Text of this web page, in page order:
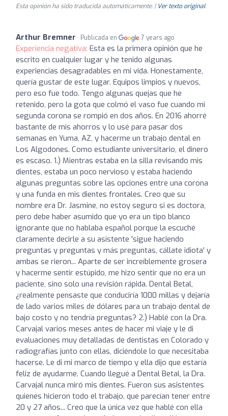
Esta opinión ha sido traducida automáticamente. | Ver texto original
Arthur Bremner Publicada en 7 years ago
Experiencia negativa: Esta es la primera opinión que he
escrito en cualquier lugar y he tenido algunas
experiencias desagradables en mi vida. Honestamente,
quería gustar de este lugar. Equipos limpios y nuevos,
pero eso fue todo. Tengo algunas quejas que he
retenido, pero la gota que colmó el vaso fue cuando mi
segunda corona se rompió en dos años. En 2016 ahorré
bastante de mis ahorros y lo usé para pasar dos
semanas en Yuma, AZ, y hacerme un trabajo dental en
Los Algodones. Como estudiante universitario, el dinero
es escaso. 1.) Mientras estaba en la silla revisando mis
dientes, estaba un poco nervioso y estaba haciendo
algunas preguntas sobre las opciones entre una corona
y una funda en mis dientes frontales. Creo que su
nombre era Dr. Jasmine, no estoy seguro si es doctora,
pero debe haber asumido que yo era un tipo blanco
ignorante que no hablaba español porque la escuché
claramente decirle a su asistente 'sigue haciendo
preguntas y preguntas y más preguntas, cállate idiota' y
ambas se rieron... Aparte de ser increíblemente grosera
y hacerme sentir estúpido, me hizo sentir que no era un
paciente, sino solo una revisión rápida. Dental Betal,
¿realmente pensaste que conduciría 1000 millas y dejaría
de lado varios miles de dólares para un trabajo dental de
bajo costo y no tendría preguntas? 2.) Hablé con la Dra.
Carvajal varios meses antes de hacer mi viaje y le di
evaluaciones muy detalladas de dentistas en Colorado y
radiografías junto con ellas, diciéndole lo que necesitaba
hacerse. Le di mi marco de tiempo y ella dijo que estaría
feliz de ayudarme. Cuando llegué a Dental Betal, la Dra.
Carvajal nunca miró mis dientes. Fueron sus asistentes
quienes hicieron todo el trabajo, que parecían tener entre
20 y 27 años... Creo que la única vez que hablé con ella